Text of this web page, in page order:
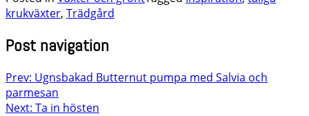
krukväxter, Trädgård
Post navigation
Prev: Ugnsbakad Butternut pumpa med Salvia och
parmesan
Next: Ta in hösten